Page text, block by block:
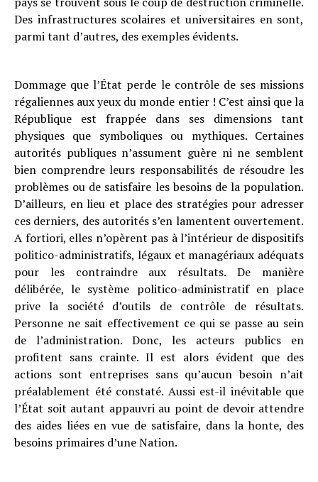
Des infrastructures scolaires et universitaires en sont,
parmi tant d’autres, des exemples évidents.
Dommage que l’État perde le contrôle de ses missions
régaliennes aux yeux du monde entier ! C’est ainsi que la
République est frappée dans ses dimensions tant
physiques que symboliques ou mythiques. Certaines
autorités publiques n’assument guère ni ne semblent
bien comprendre leurs responsabilités de résoudre les
problèmes ou de satisfaire les besoins de la population.
D’ailleurs, en lieu et place des stratégies pour adresser
ces derniers, des autorités s’en lamentent ouvertement.
A fortiori, elles n’opèrent pas à l’intérieur de dispositifs
politico-administratifs, légaux et managériaux adéquats
pour les contraindre aux résultats. De manière
délibérée, le système politico-administratif en place
prive la société d’outils de contrôle de résultats.
Personne ne sait effectivement ce qui se passe au sein
de l’administration. Donc, les acteurs publics en
profitent sans crainte. Il est alors évident que des
actions sont entreprises sans qu’aucun besoin n’ait
préalablement été constaté. Aussi est-il inévitable que
l’État soit autant appauvri au point de devoir attendre
des aides liées en vue de satisfaire, dans la honte, des
besoins primaires d’une Nation.